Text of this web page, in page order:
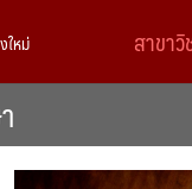
ใหม่ สาขาวิ